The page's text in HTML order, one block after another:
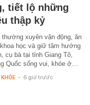
tiết lộ những
thập kỷ
thường xuyên vận động, ăn
học và giữ tâm hướng
cụ bà tại tỉnh Giang Tô,
Quốc sống vui, khỏe ở…
- 6 giờ trước